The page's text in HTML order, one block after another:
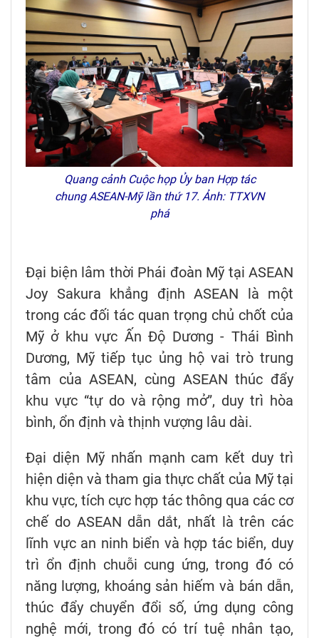
Quang cảnh Cuộc họp Ủy ban Hợp tác
chung ASEAN-Mỹ lần thứ 17. Ảnh: TTXVN
phá
Đại biện lâm thời Phái đoàn Mỹ tại ASEAN
Joy Sakura khẳng định ASEAN là một
trong các đối tác quan trọng chủ chốt của
Mỹ ở khu vực Ấn Độ Dương - Thái Bình
Dương, Mỹ tiếp tục ủng hộ vai trò trung
tâm của ASEAN, cùng ASEAN thúc đẩy
khu vực “tự do và rộng mở”, duy trì hòa
bình, ổn định và thịnh vượng lâu dài.
Đại diện Mỹ nhấn mạnh cam kết duy trì
hiện diện và tham gia thực chất của Mỹ tại
khu vực, tích cực hợp tác thông qua các cơ
chế do ASEAN dẫn dắt, nhất là trên các
lĩnh vực an ninh biển và hợp tác biển, duy
trì ổn định chuỗi cung ứng, trong đó có
năng lượng, khoáng sản hiếm và bán dẫn,
thúc đẩy chuyển đổi số, ứng dụng công
nghệ mới, trong đó có trí tuệ nhân tạo,